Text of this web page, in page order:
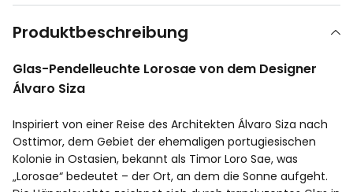
Produktbeschreibung
Glas-Pendelleuchte Lorosae von dem Designer
Álvaro Siza
Inspiriert von einer Reise des Architekten Álvaro Siza nach
Osttimor, dem Gebiet der ehemaligen portugiesischen
Kolonie in Ostasien, bekannt als Timor Loro Sae, was
„Lorosae“ bedeutet – der Ort, an dem die Sonne aufgeht.